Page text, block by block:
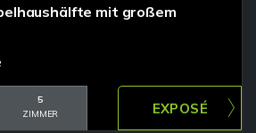
mit großem
5
ZIMMER